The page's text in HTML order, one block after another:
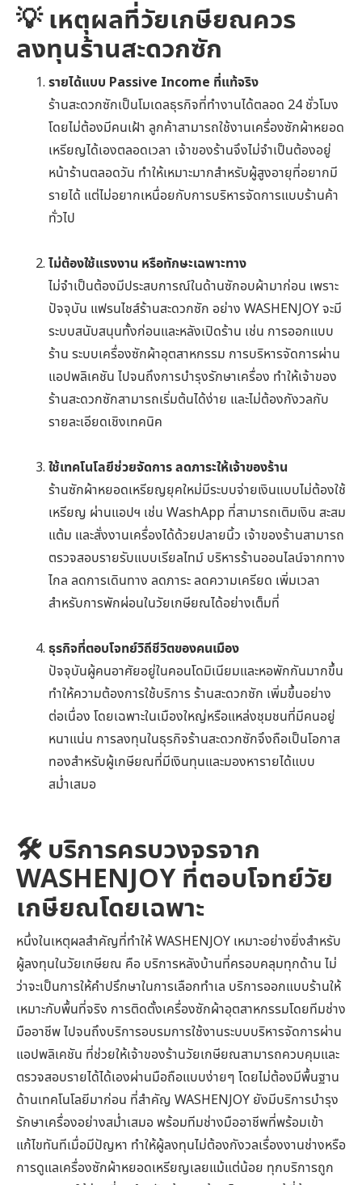
💡 เหตุผลที่วัยเกษียณควร
ลงทุนร้านสะดวกซัก
รายได้แบบ Passive Income ที่แท้จริง
ร้านสะดวกซักเป็นโมเดลธุรกิจที่ทำงานได้ตลอด 24 ชั่วโมง
โดยไม่ต้องมีคนเฝ้า ลูกค้าสามารถใช้งานเครื่องซักผ้าหยอด
เหรียญได้เองตลอดเวลา เจ้าของร้านจึงไม่จำเป็นต้องอยู่
หน้าร้านตลอดวัน ทำให้เหมาะมากสำหรับผู้สูงอายุที่อยากมี
รายได้ แต่ไม่อยากเหนื่อยกับการบริหารจัดการแบบร้านค้า
ทั่วไป
ไม่ต้องใช้แรงงาน หรือทักษะเฉพาะทาง
ไม่จำเป็นต้องมีประสบการณ์ในด้านซักอบผ้ามาก่อน เพราะ
ปัจจุบัน แฟรนไชส์ร้านสะดวกซัก อย่าง WASHENJOY จะมี
ระบบสนับสนุนทั้งก่อนและหลังเปิดร้าน เช่น การออกแบบ
ร้าน ระบบเครื่องซักผ้าอุตสาหกรรม การบริหารจัดการผ่าน
แอปพลิเคชัน ไปจนถึงการบำรุงรักษาเครื่อง ทำให้เจ้าของ
ร้านสะดวกซักสามารถเริ่มต้นได้ง่าย และไม่ต้องกังวลกับ
รายละเอียดเชิงเทคนิค
ใช้เทคโนโลยีช่วยจัดการ ลดภาระให้เจ้าของร้าน
ร้านซักผ้าหยอดเหรียญยุคใหม่มีระบบจ่ายเงินแบบไม่ต้องใช้
เหรียญ ผ่านแอปฯ เช่น WashApp ที่สามารถเติมเงิน สะสม
แต้ม และสั่งงานเครื่องได้ด้วยปลายนิ้ว เจ้าของร้านสามารถ
ตรวจสอบรายรับแบบเรียลไทม์ บริหารร้านออนไลน์จากทาง
ไกล ลดการเดินทาง ลดภาระ ลดความเครียด เพิ่มเวลา
สำหรับการพักผ่อนในวัยเกษียณได้อย่างเต็มที่
ธุรกิจที่ตอบโจทย์วิถีชีวิตของคนเมือง
ปัจจุบันผู้คนอาศัยอยู่ในคอนโดมิเนียมและหอพักกันมากขึ้น
ทำให้ความต้องการใช้บริการ ร้านสะดวกซัก เพิ่มขึ้นอย่าง
ต่อเนื่อง โดยเฉพาะในเมืองใหญ่หรือแหล่งชุมชนที่มีคนอยู่
หนาแน่น การลงทุนในธุรกิจร้านสะดวกซักจึงถือเป็นโอกาส
ทองสำหรับผู้เกษียณที่มีเงินทุนและมองหารายได้แบบ
สม่ำเสมอ
🛠️ บริการครบวงจรจาก
WASHENJOY ที่ตอบโจทย์วัย
เกษียณโดยเฉพาะ
หนึ่งในเหตุผลสำคัญที่ทำให้ WASHENJOY เหมาะอย่างยิ่งสำหรับ
ผู้ลงทุนในวัยเกษียณ คือ บริการหลังบ้านที่ครอบคลุมทุกด้าน ไม่
ว่าจะเป็นการให้คำปรึกษาในการเลือกทำเล บริการออกแบบร้านให้
เหมาะกับพื้นที่จริง การติดตั้งเครื่องซักผ้าอุตสาหกรรมโดยทีมช่าง
มืออาชีพ ไปจนถึงบริการอบรมการใช้งานระบบบริหารจัดการผ่าน
แอปพลิเคชัน ที่ช่วยให้เจ้าของร้านวัยเกษียณสามารถควบคุมและ
ตรวจสอบรายได้ได้เองผ่านมือถือแบบง่ายๆ โดยไม่ต้องมีพื้นฐาน
ด้านเทคโนโลยีมาก่อน ที่สำคัญ WASHENJOY ยังมีบริการบำรุง
รักษาเครื่องอย่างสม่ำเสมอ พร้อมทีมช่างมืออาชีพที่พร้อมเข้า
แก้ไขทันทีเมื่อมีปัญหา ทำให้ผู้ลงทุนไม่ต้องกังวลเรื่องงานช่างหรือ
การดูแลเครื่องซักผ้าหยอดเหรียญเลยแม้แต่น้อย ทุกบริการถูก